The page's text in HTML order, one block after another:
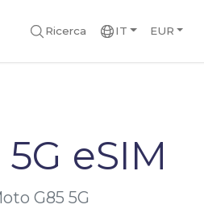
Ricerca IT EUR
eSIM
G85 5G